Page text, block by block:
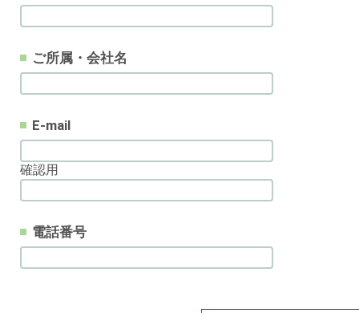
ご所属・会社名
E-mail
確認用
電話番号